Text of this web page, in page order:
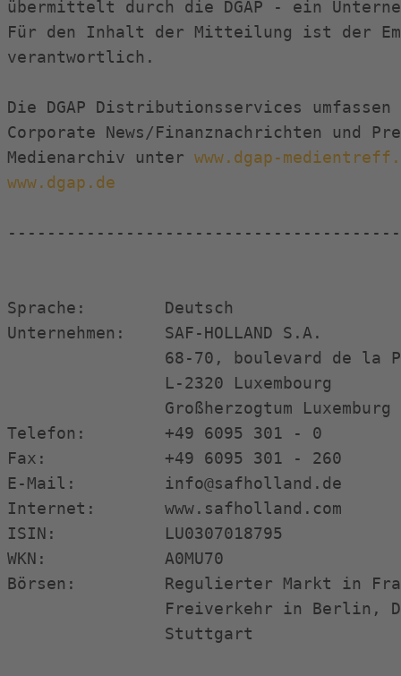
übermittelt durch die DGAP - ein
Für den Inhalt der Mitteilung ist der
verantwortlich.
Die DGAP Distributionsservices
Corporate News/Finanznachrichten und
Medienarchiv unter www.dgap-
www.dgap.de
Sprache:
Unternehmen:
68-70,
L-
Telefon:
Fax:            +49
E-Mail:
Internet:
ISIN:
WKN:
Börsen:         Regulierter Markt in
Freiverkehr in